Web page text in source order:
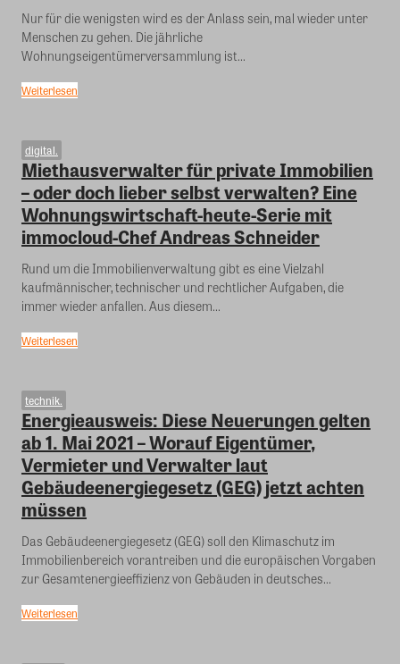
Nur für die wenigsten wird es der Anlass sein, mal wieder unter
Menschen zu gehen. Die jährliche
Wohnungseigentümerversammlung ist...
Weiterlesen
digital.
Miethausverwalter für private Immobilien
– oder doch lieber selbst verwalten? Eine
Wohnungswirtschaft-heute-Serie mit
immocloud-Chef Andreas Schneider
Rund um die Immobilienverwaltung gibt es eine Vielzahl
kaufmännischer, technischer und rechtlicher Aufgaben, die
immer wieder anfallen. Aus diesem...
Weiterlesen
technik.
Energieausweis: Diese Neuerungen gelten
ab 1. Mai 2021 – Worauf Eigentümer,
Vermieter und Verwalter laut
Gebäudeenergiegesetz (GEG) jetzt achten
müssen
Das Gebäudeenergiegesetz (GEG) soll den Klimaschutz im
Immobilienbereich vorantreiben und die europäischen Vorgaben
zur Gesamtenergieeffizienz von Gebäuden in deutsches...
Weiterlesen